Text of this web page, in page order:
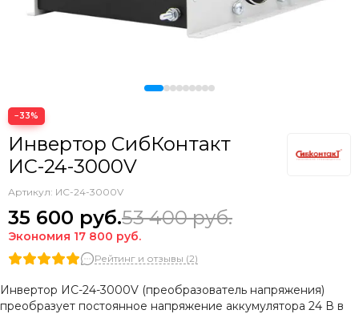
−33%
Инвертор СибКонтакт
ИС-24-3000V
Артикул: ИС-24-3000V
35 600 руб.53 400руб.
Экономия 17 800 руб.
Рейтинг и отзывы (2)
Инвертор ИС-24-3000V (преобразователь напряжения)
преобразует постоянное напряжение аккумулятора 24 В в